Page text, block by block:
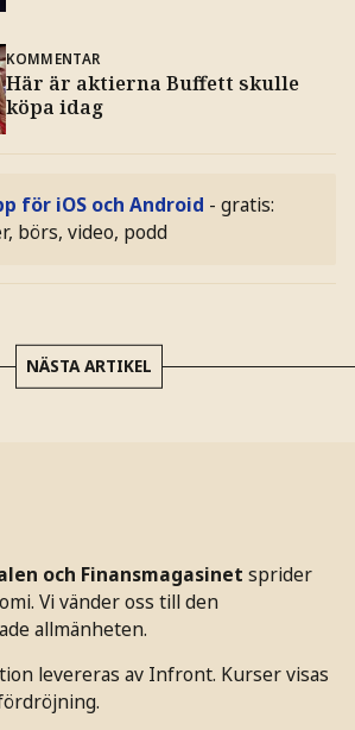
KOMMENTAR
Här är aktierna Buffett skulle
köpa idag
för iOS och Android - gratis:
börs, video, podd
NÄSTA ARTIKEL
och Finansmagasinet sprider
Vi vänder oss till den
allmänheten.
levereras av Infront. Kurser visas